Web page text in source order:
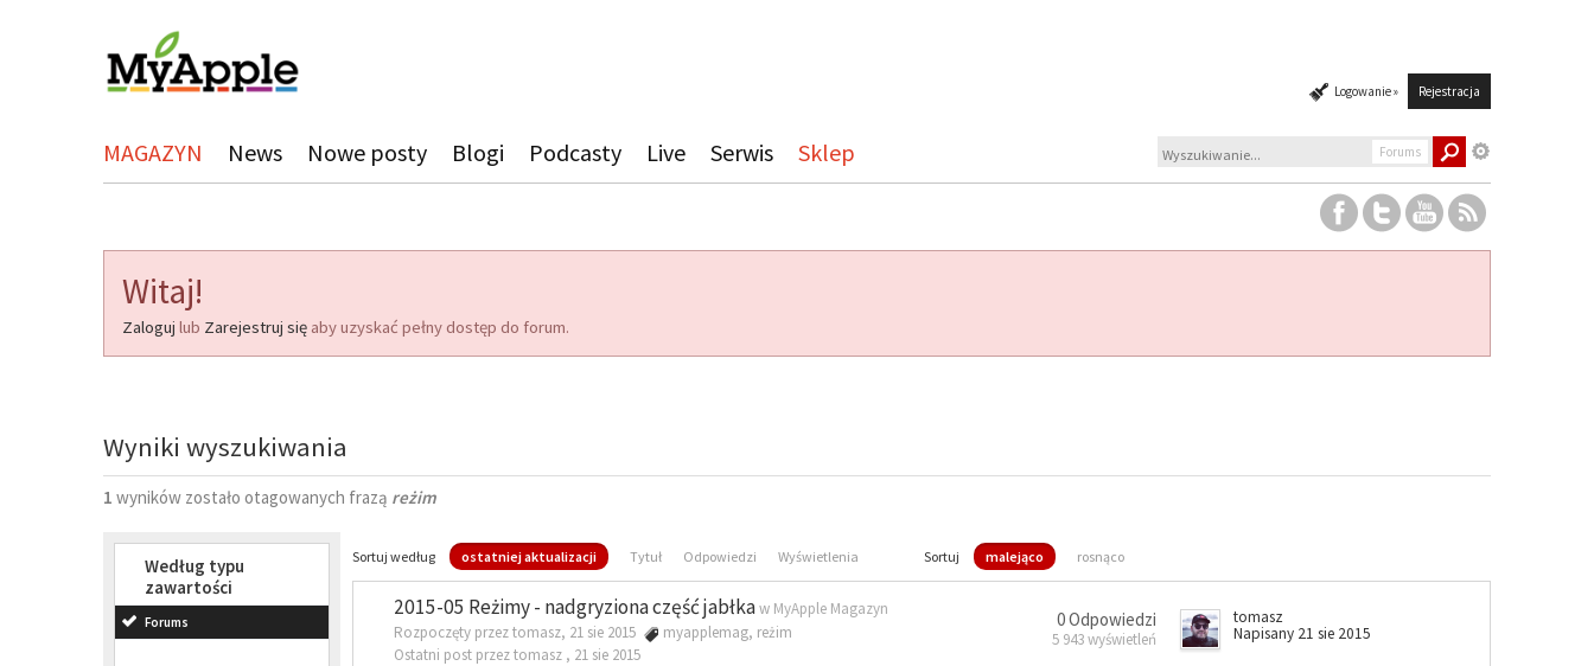
Logowanie » Rejestracja
MAGAZYN News Nowe posty Blogi Podcasty Live Serwis Sklep Forums
Witaj!
Zaloguj lub Zarejestruj się aby uzyskać pełny dostęp do forum.
Wyniki wyszukiwania
1 wyników zostało otagowanych frazą reżim
Według typu
zawartości
Forums
Sortuj według ostatniej aktualizacji Tytuł Odpowiedzi Wyświetlenia Sortuj malejąco rosnąco
2015-05 Reżimy - nadgryziona część jabłkaw MyApple Magazyn
Rozpoczęty przez tomasz, 21 sie 2015
myapplemag, reżim
Ostatni post przez tomasz , 21 sie 2015
0 Odpowiedzi
5 943 wyświetleń
tomasz
Napisany 21 sie 2015